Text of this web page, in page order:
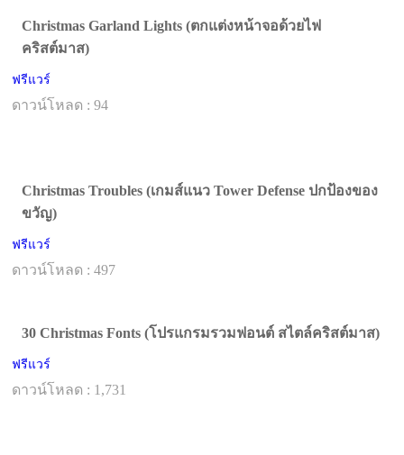
Christmas Garland Lights (ตกแต่งหน้าจอด้วยไฟ
คริสต์มาส)
ฟรีแวร์
ดาวน์โหลด : 94
Christmas Troubles (เกมส์แนว Tower Defense ปกป้องของ
ขวัญ)
ฟรีแวร์
ดาวน์โหลด : 497
30 Christmas Fonts (โปรแกรมรวมฟอนต์ สไตล์คริสต์มาส)
ฟรีแวร์
ดาวน์โหลด : 1,731